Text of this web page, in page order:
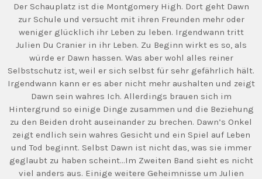
Der Schauplatz ist die Montgomery High. Dort geht Dawn
zur Schule und versucht mit ihren Freunden mehr oder
weniger glücklich ihr Leben zu leben. Irgendwann tritt
Julien Du Cranier in ihr Leben. Zu Beginn wirkt es so, als
würde er Dawn hassen. Was aber wohl alles reiner
Selbstschutz ist, weil er sich selbst für sehr gefährlich hält.
Irgendwann kann er es aber nicht mehr aushalten und zeigt
Dawn sein wahres Ich. Allerdings brauen sich im
Hintergrund so einige Dinge zusammen und die Beziehung
zu den Beiden droht auseinander zu brechen. Dawn’s Onkel
zeigt endlich sein wahres Gesicht und ein Spiel auf Leben
und Tod beginnt. Selbst Dawn ist nicht das, was sie immer
geglaubt zu haben scheint…Im Zweiten Band sieht es nicht
viel anders aus. Einige weitere Geheimnisse um Julien